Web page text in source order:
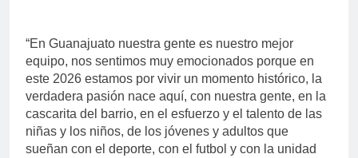
“En Guanajuato nuestra gente es nuestro mejor
equipo, nos sentimos muy emocionados porque en
este 2026 estamos por vivir un momento histórico, la
verdadera pasión nace aquí, con nuestra gente, en la
cascarita del barrio, en el esfuerzo y el talento de las
niñas y los niños, de los jóvenes y adultos que
sueñan con el deporte, con el futbol y con la unidad